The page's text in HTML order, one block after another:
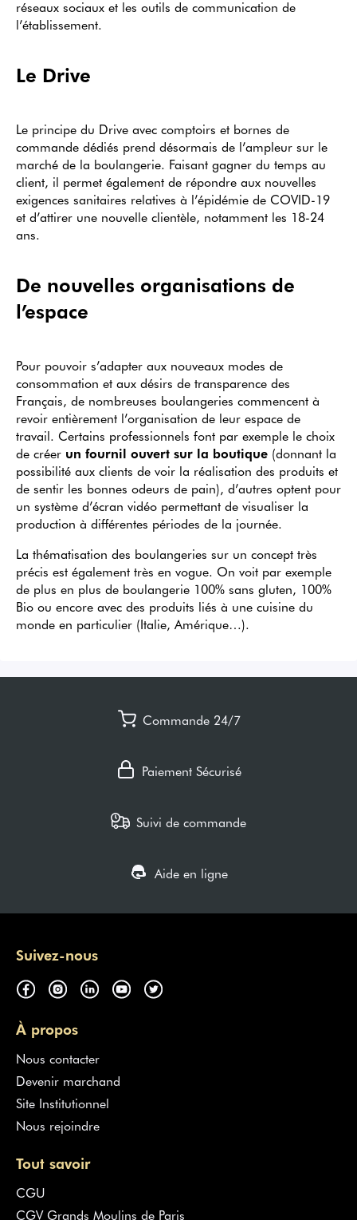
réseaux sociaux et les outils de communication de
l’établissement.
Le Drive
Le principe du Drive avec comptoirs et bornes de
commande dédiés prend désormais de l’ampleur sur le
marché de la boulangerie. Faisant gagner du temps au
client, il permet également de répondre aux nouvelles
exigences sanitaires relatives à l’épidémie de COVID-19
et d’attirer une nouvelle clientèle, notamment les 18-24
ans.
De nouvelles organisations de
l’espace
Pour pouvoir s’adapter aux nouveaux modes de
consommation et aux désirs de transparence des
Français, de nombreuses boulangeries commencent à
revoir entièrement l’organisation de leur espace de
travail. Certains professionnels font par exemple le choix
de créer un fournil ouvert sur la boutique (donnant la
possibilité aux clients de voir la réalisation des produits et
de sentir les bonnes odeurs de pain), d’autres optent pour
un système d’écran vidéo permettant de visualiser la
production à différentes périodes de la journée.
La thématisation des boulangeries sur un concept très
précis est également très en vogue. On voit par exemple
de plus en plus de boulangerie 100% sans gluten, 100%
Bio ou encore avec des produits liés à une cuisine du
monde en particulier (Italie, Amérique…).
Commande 24/7
Paiement Sécurisé
Suivi de commande
Aide en ligne
Suivez-nous
À propos
Nous contacter
Devenir marchand
Site Institutionnel
Nous rejoindre
Tout savoir
CGU
CGV Grands Moulins de Paris